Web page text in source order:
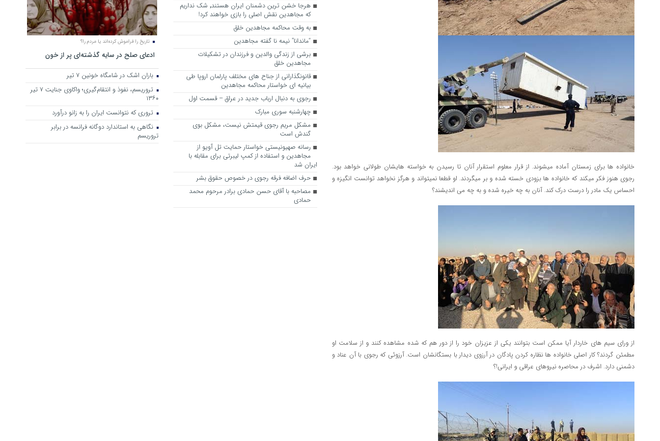
خانواده ها برای زمستان آماده میشوند. از قرار معلوم استقرار آنان تا رسیدن به خواسته هایشان طولانی خواهد بود.
رجوی هنوز فکر میکند که خانواده ها بزودی خسته شده و بر میگردند. او قطعا نمیتواند و هرگز نخواهد توانست انگیزه و
احساس یک مادر را درست درک کند. آنان به چه خیره شده و به چه می اندیشند؟
از ورای سیم های خاردار آیا ممکن است بتوانند یکی از عزیزان خود را از دور هم که شده مشاهده کنند و از سلامت او
مطمئن گردند؟ کار اصلی خانواده ها نظاره کردن پادگان در آرزوی دیدار با بستگانشان است. آرزوئی که رجوی با آن عناد و
دشمنی دارد. اشرف در محاصره نیروهای عراقی و ایرانی!؟
هرجا خشن ترین دشمنان ایران هستند٬ شک نداریم
که مجاهدین نقش اصلی را بازی خواهند کرد!
به وقت محاکمه مجاهدین خلق
“ماندانا” نیمه نا گفته مجاهدین
برشی از زندگی والدین و فرزندان در تشکیلات
مجاهدین خلق
قانونگذارانی از جناح های مختلف پارلمان اروپا طی
بیانیه ای خواستار محاکمه مجاهدین
رجوی به دنبال ارباب جدید در عراق – قسمت اول
چهارشنبه سوری مبارک
مشکل مریم رجوی قیمتش نیست، مشکل بوی
گندش است
رسانه صهیونیستی خواستار حمایت تل آویو از
مجاهدین و استفاده از کمپ لیبرتی برای مقابله با
ایران شد
حرف اضافه فرقه رجوی در خصوص حقوق بشر
مصاحبه با آقای حسن حمادی برادر مرحوم محمد
حمادی
تاریخ را فراموش کرده‌اند یا مردم را؟
ادعای صلح در سایه گذشته‌ای پر از خون
باران اشک در شامگاه خونین 7 تیر
تروریسم، نفوذ و انتقام‌گیری؛ واکاوی جنایت ۷ تیر
۱۳۶۰
تروری که نتوانست ایران را به زانو درآورد
نگاهی به استاندارد دوگانه فرانسه در برابر
تروریسم